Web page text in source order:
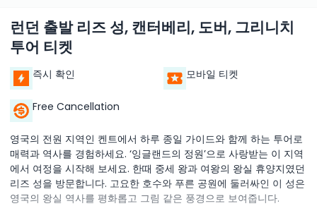
런던 출발 리즈 성, 캔터베리, 도버, 그리니치
투어 티켓
즉시 확인 모바일 티켓
Free Cancellation
영국의 전원 지역인 켄트에서 하루 종일 가이드와 함께 하는 투어로
매력과 역사를 경험하세요. ‘잉글랜드의 정원’으로 사랑받는 이 지역
에서 여정을 시작해 보세요. 한때 중세 왕과 여왕의 왕실 휴양지였던
리즈 성을 방문합니다. 고요한 호수와 푸른 공원에 둘러싸인 이 성은
영국의 왕실 역사를 평화롭고 그림 같은 풍경으로 보여줍니다.